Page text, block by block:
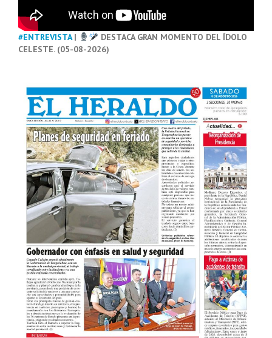
#ENTREVISTA|
DESTACA GRAN MOMENTO DEL ÍDOLO
CELESTE. (05-08-2026)